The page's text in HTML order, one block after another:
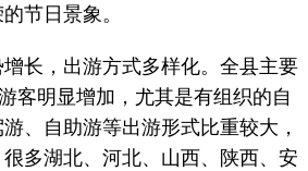
节日景象。
，出游方式多样化。全县主要
客明显增加，尤其是有组织的自
、自助游等出游形式比重较大，
多湖北、河北、山西、陕西、安